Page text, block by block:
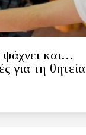
ψάχνει και…
για τη θητεία